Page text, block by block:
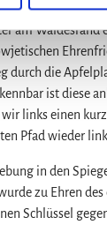
wandern daran
am
die
ist diese
links einen
Pfad wieder
in den
zu Ehren
Schlüssel